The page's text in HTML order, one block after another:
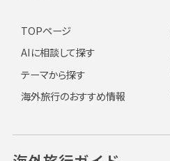
TOPページ
AIに相談して探す
テーマから探す
海外旅行のおすすめ情報